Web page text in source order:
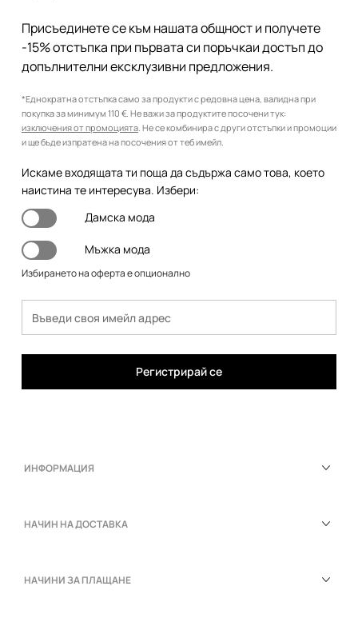
Присъединете се към нашата общност и получете
-15% отстъпка при първата си поръчкаи достъп до
допълнителни ексклузивни предложения.
*Еднократна отстъпка само за продукти с редовна цена, валидна при
покупка за минимум 110 €. Не важи за продуктите посочени тук:
изключения от промоцията. Не се комбинира с други отстъпки и промоции
и ще бъде изпратена на посочения от теб имейл.
Искаме входящата ти поща да съдържа само това, което
наистина те интересува. Избери:
Дамска мода
Мъжка мода
Избирането на оферта е опционално
Регистрирай се
ИНФОРМАЦИЯ
НАЧИН НА ДОСТАВКА
НАЧИНИ ЗА ПЛАЩАНЕ